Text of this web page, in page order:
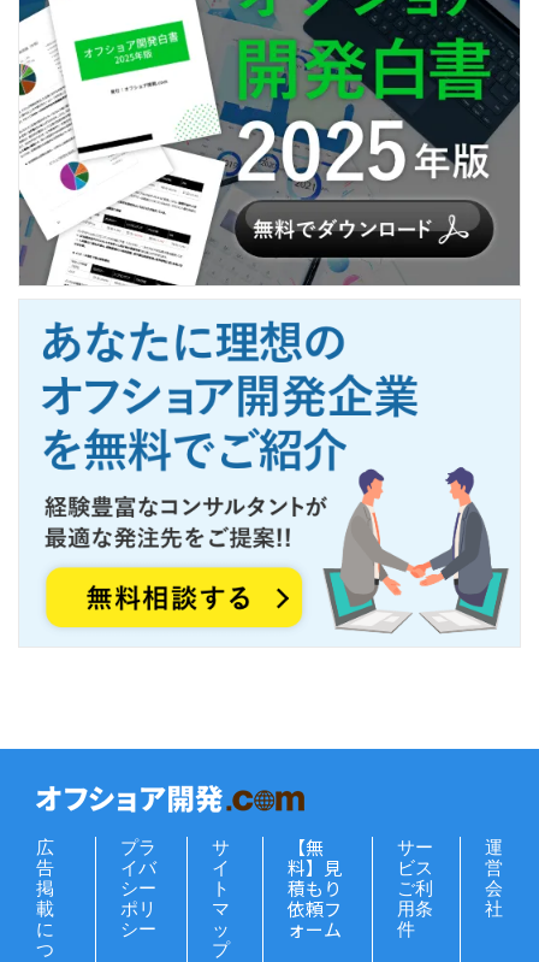
広
告
掲
載
に
つ
プラ
イバ
シー
ポリ
シー
サ
イ
ト
マ
ッ
プ
【無
料】見
積もり
依頼フ
ォーム
サー
ビス
ご利
用条
件
運
営
会
社